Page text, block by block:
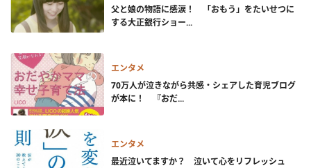
父と娘の物語に感涙！ 「おもう」をたいせつに
する大正銀行ショー...
エンタメ
70万人が泣きながら共感・シェアした育児ブログ
が本に！ 『おだ...
エンタメ
最近泣いてますか？ 泣いて心をリフレッシュ